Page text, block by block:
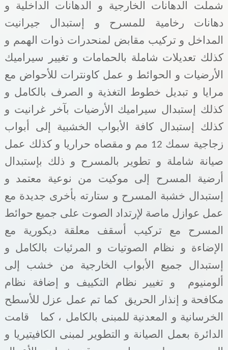
شملت الدهانات الخارجية و الدهانات الداخلية و
دهانات رخامية للمسرح و إستبدال جيرانيت
المداخل و تركيب مقابض لمنحدرات ذوات الهمم و
كذلك تعديلات شاملة بالحمامات و تغيير سيراميك
الأرضيات و الحوائط و عمل كاونترات للأحواض مع
مرايا و تبديل خطوط التغذية و الصرف بالكامل و
كذلك إستبدال سيراميك الأرضيات بآخر غرانيت و
كذلك إستبدال كافة الأبواب الخشبية إلى أبواب
زجاجية سمك 12 مم و مقصاه حراريا و كذلك عمل
صيانة شاملة و تطوير بالمسرح و ذلك بإستبدال
أرضية المسرح إلى موكيت من نوعية معتمد و
إستبدال خشبة المسرح و ستارته بأخرى جديدة مع
عمل عوازل ماصة لإرتداد الصوت على جميع حوائط
المسرح مع تركيب أسقف معلقة ديكورية مع
الإضاءة و نظام الصوتيات و المرئيات بالكامل و
إستبدال جميع الأبواب الخارجية من خشب إلى
ألومنيوم
و تغيير نظام التكييف و إضافة نظام
مكافحة و إنذار الحريق
كما تم عمل عزل للأسطح
الخرسانية و المعدنية للمبنى بالكامل ، كما
قامت
الدائرة بعمل الصيانة و التطوير لمبنى الكافيتيريا و